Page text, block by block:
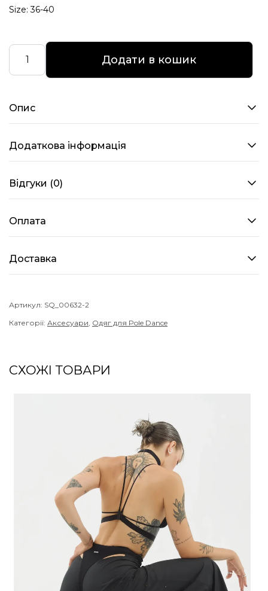
Size: 36-40
Чорні
кількість
Додати в кошик
Опис
Додаткова інформація
Відгуки (0)
Оплата
Доставка
Артикул: SQ_00632-2
Категорії: Аксесуари Одяг для Pole Dance
СХОЖІ ТОВАРИ